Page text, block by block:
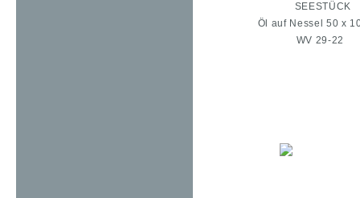
SEESTÜCK
Öl auf Nessel 50 x
WV 29-22